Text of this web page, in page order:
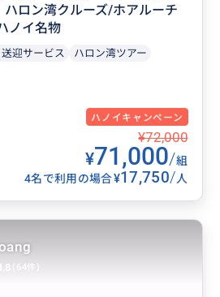
ロン湾クルーズ/ホアルーチ
ノイ名物
迎サービス
ハロン湾ツアー
ハノイキャンペーン
¥72,000
¥71,000/組
4名で利用の場合¥17,750/人
(64件)